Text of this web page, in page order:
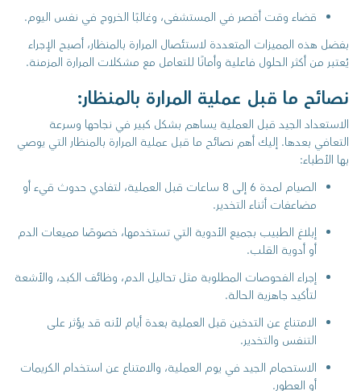
قضاء وقت أقصر في المستشفى، وغالبًا الخروج في نفس اليوم.
بفضل هذه المميزات المتعددة لاستئصال المرارة بالمنظار، أصبح الإجراء
يُعتبر من أكثر الحلول فاعلية وأمانًا للتعامل مع مشكلات المرارة المزمنة.
نصائح ما قبل عملية المرارة بالمنظار:
الاستعداد الجيد قبل العملية يساهم بشكل كبير في نجاحها وسرعة
التعافي بعدها. إليك أهم نصائح ما قبل عملية المرارة بالمنظار التي يوصي
بها الأطباء:
الصيام لمدة 6 إلى 8 ساعات قبل العملية، لتفادي حدوث قيء أو
مضاعفات أثناء التخدير.
إبلاغ الطبيب بجميع الأدوية التي تستخدمها، خصوصًا مميعات الدم
أو أدوية القلب.
إجراء الفحوصات المطلوبة مثل تحاليل الدم، وظائف الكبد، والأشعة
لتأكيد جاهزية الحالة.
الامتناع عن التدخين قبل العملية بعدة أيام لأنه قد يؤثر على
التنفس والتخدير.
الاستحمام الجيد في يوم العملية، والامتناع عن استخدام الكريمات
أو العطور.